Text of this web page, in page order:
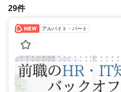
29件
アルバイト・パート